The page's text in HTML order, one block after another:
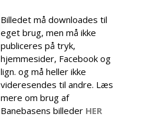
Billedet må downloades til
eget brug, men må ikke
publiceres på tryk,
hjemmesider, Facebook og
lign. og må heller ikke
videresendes til andre. Læs
mere om brug af
Banebasens billeder HER